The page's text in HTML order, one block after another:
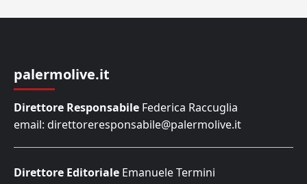
palermolive.it
Direttore Responsabile Federica Raccuglia
email: direttoreresponsabile@palermolive.it
Direttore Editoriale Emanuele Termini